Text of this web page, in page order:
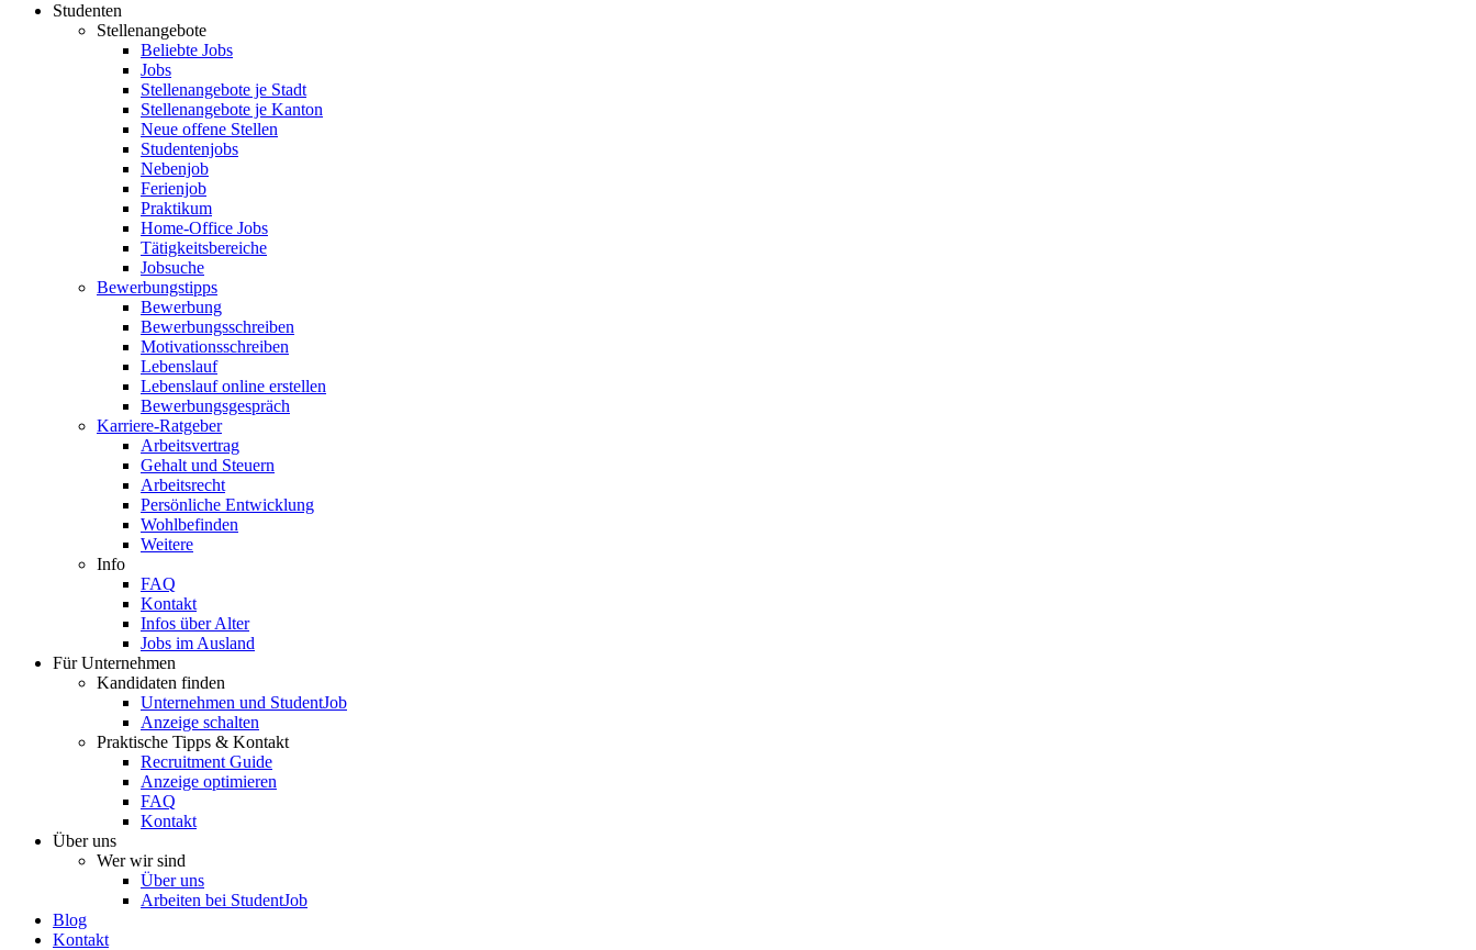
Studenten
Stellenangebote
Beliebte Jobs
Jobs
Stellenangebote je Stadt
Stellenangebote je Kanton
Neue offene Stellen
Studentenjobs
Nebenjob
Ferienjob
Praktikum
Home-Office Jobs
Tätigkeitsbereiche
Jobsuche
Bewerbungstipps
Bewerbung
Bewerbungsschreiben
Motivationsschreiben
Lebenslauf
Lebenslauf online erstellen
Bewerbungsgespräch
Karriere-Ratgeber
Arbeitsvertrag
Gehalt und Steuern
Arbeitsrecht
Persönliche Entwicklung
Wohlbefinden
Weitere
Info
FAQ
Kontakt
Infos über Alter
Jobs im Ausland
Für Unternehmen
Kandidaten finden
Unternehmen und StudentJob
Anzeige schalten
Praktische Tipps & Kontakt
Recruitment Guide
Anzeige optimieren
FAQ
Kontakt
Über uns
Wer wir sind
Über uns
Arbeiten bei StudentJob
Blog
Kontakt